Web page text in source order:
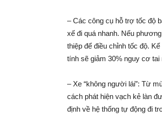
– Các công cụ hỗ trợ tốc độ
xế đi quá nhanh. Nếu
thiệp để điều chỉnh tốc độ.
tính sẽ giảm 30% nguy cơ
– Xe “không người lái”: Từ
cách phát hiện vạch kẻ làn
định về hệ thống tự động đi